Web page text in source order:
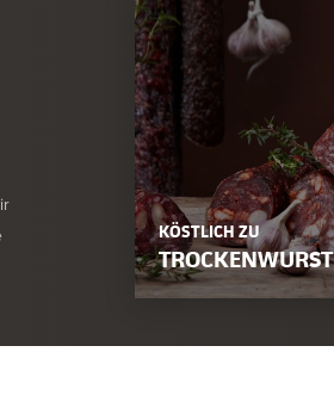
KÖSTLICH ZU
TROCKENWURST